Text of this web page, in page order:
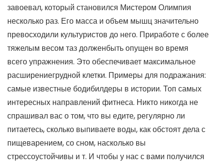
завоевал, который становился Мистером Олимпия
несколько раз. Его масса и объем мышц значительно
превосходили культуристов до него. Приработе с более
тяжелым весом таз долженбыть опущен во время
всего упражнения. Это обеспечивает максимальное
расширениегрудной клетки. Примеры для подражания:
самые известные бодибилдеры в истории. Топ самых
интересных направлений фитнеса. Никто никогда не
спрашивал вас о том, что вы едите, регулярно ли
питаетесь, сколько выпиваете воды, как обстоят дела с
пищеварением, со сном, насколько вы
стрессоустойчивы и т. И чтобы у нас с вами получился